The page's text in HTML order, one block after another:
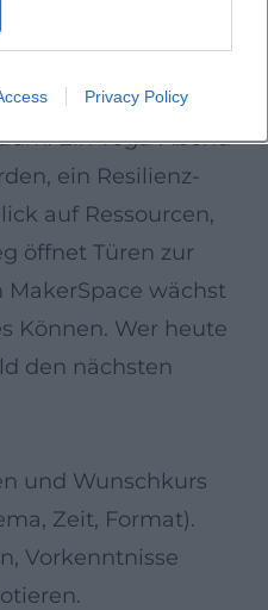
Privacy Policy
Was die vhs für Hof
Impulsgeberin
Ein Yoga-Abend
ein Resilienz-
auf Ressourcen,
öffnet Türen zur
wächst
Können. Wer heute
den nächsten
und Wunschkurs
Zeit, Format).
Vorkenntnisse